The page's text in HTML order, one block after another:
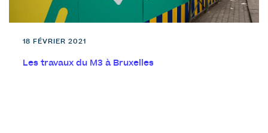
18 FÉVRIER 2021
Les travaux du M3 à Bruxelles